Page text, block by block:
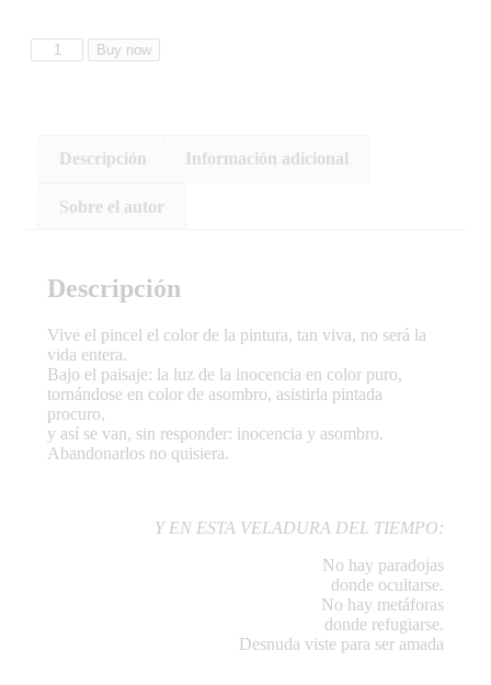
Buy now
Descripción Información adicional
Sobre el autor
Descripción
Vive el pincel el color de la pintura, tan viva, no será la
vida entera.
Bajo el paisaje: la luz de la inocencia en color puro,
tornándose en color de asombro, asistirla pintada
procuro,
y así se van, sin responder: inocencia y asombro.
Abandonarlos no quisiera.
Y EN ESTA VELADURA DEL TIEMPO:
No hay paradojas
donde ocultarse.
No hay metáforas
donde refugiarse.
Desnuda viste para ser amada